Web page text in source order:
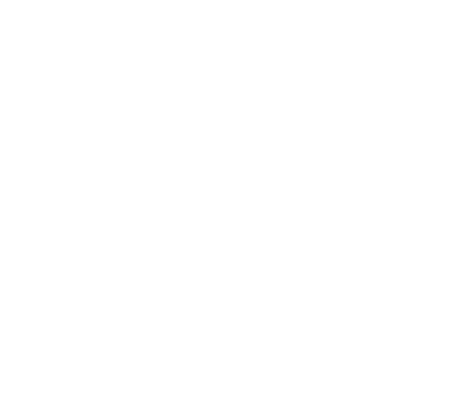
el precio que actualmente tienen dichas
Andalucía y que el Consistorio no puede bajar; esta
que las madres de nuestro municipio opten por llevar
decidan dejar sus puestos de trabajo dado el coste
escolar como contraprestación a la tasa
la
ya que en el año anterior se aclimataron todas las
doce aulas del García Lorca, con lo que se